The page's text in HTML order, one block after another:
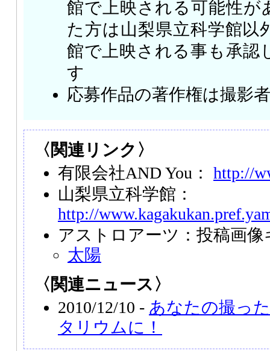
館で上映される可能性が
た方は山梨県立科学館以
館で上映される事も承認
す
応募作品の著作権は撮影
〈関連リンク〉
有限会社AND You： http://
山梨県立科学館：
http://
アストロアーツ：投稿画
太陽
〈関連ニュース〉
2010/12/10 - あなたの撮っ
タリウムに！